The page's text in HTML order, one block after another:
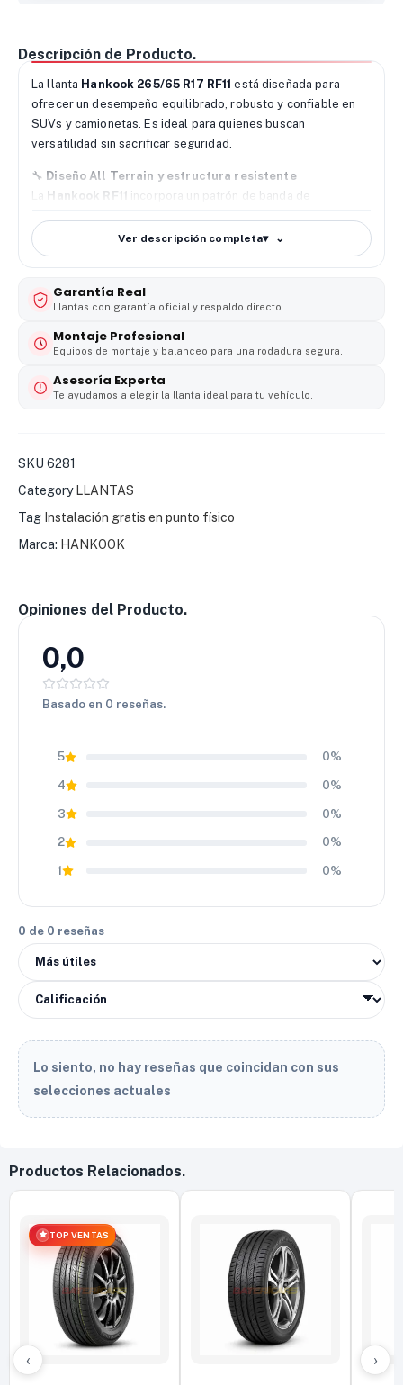
Descripción de Producto.
La llanta Hankook 265/65 R17 RF11 está diseñada para
ofrecer un desempeño equilibrado, robusto y confiable en
SUVs y camionetas. Es ideal para quienes buscan
versatilidad sin sacrificar seguridad.
🔧 Diseño All Terrain y estructura resistente
Hankook RF11 incorpora un patrón de banda de
También mantiene estabilidad y control en asfalto.
🌧️Tracción segura en seco y mojado
Gracias a sus canales de evacuación y bloques bien
definidos, esta llantaHankook 265/65 R17ofrece un agarre
de deslizamiento.
🚙 Durabilidad y confort de marcha
Su estructura radial y el desgaste uniforme prolongan la vida
💰 Excelente relación valor–desempeño
La llantaHankook 265/65 R17 RF11
equilibrio entre tracción, durabilidad y precio competitivo.
ligera.
Ver descripción completa▾
Garantía Real
Llantas con garantía oficial y respaldo directo.
Montaje Profesional
Equipos de montaje y balanceo para una rodadura segura.
Asesoría Experta
Te ayudamos a elegir la llanta ideal para tu vehículo.
SKU 6281
Category LLANTAS
Tag Instalación gratis en punto físico
Marca: HANKOOK
Opiniones del Producto.
0,0
Basado en 0 reseñas.
5 0%
4 0%
3 0%
2 0%
1 0%
0 de 0 reseñas
Lo siento, no hay reseñas que coincidan con sus
selecciones actuales
Productos Relacionados.
‹
TOP VENTAS
›